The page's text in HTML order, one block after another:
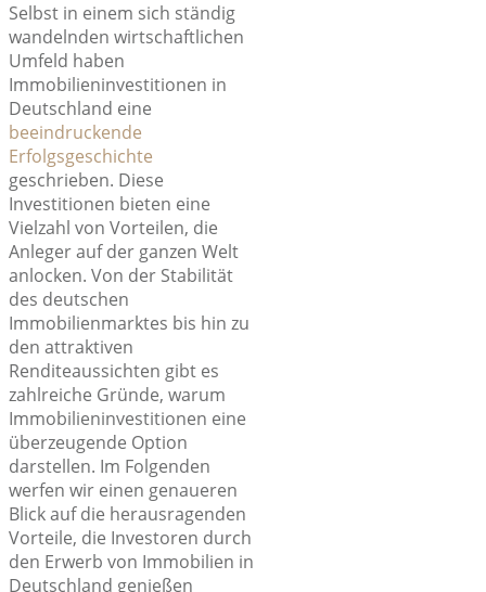
Selbst in einem sich ständig
wandelnden wirtschaftlichen
Umfeld haben
Immobilieninvestitionen in
Deutschland eine
beeindruckende
Erfolgsgeschichte
geschrieben. Diese
Investitionen bieten eine
Vielzahl von Vorteilen, die
Anleger auf der ganzen Welt
anlocken. Von der Stabilität
des deutschen
Immobilienmarktes bis hin zu
den attraktiven
Renditeaussichten gibt es
zahlreiche Gründe, warum
Immobilieninvestitionen eine
überzeugende Option
darstellen. Im Folgenden
werfen wir einen genaueren
Blick auf die herausragenden
Vorteile, die Investoren durch
den Erwerb von Immobilien in
Deutschland genießen